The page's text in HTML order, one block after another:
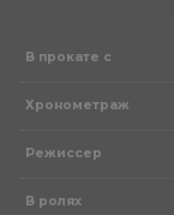
В прокате с
Хронометраж
Режиссер
В ролях